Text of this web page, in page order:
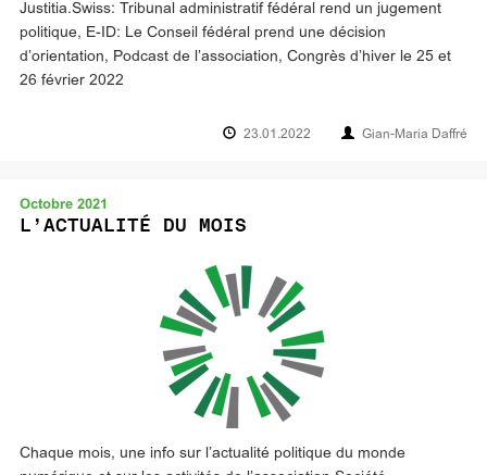
Justitia.Swiss: Tribunal administratif fédéral rend un jugement
politique, E-ID: Le Conseil fédéral prend une décision
d’orientation, Podcast de l’association, Congrès d’hiver le 25 et
26 février 2022
23.01.2022 Gian-Maria Daffré
Octobre 2021
L’ACTUALITÉ DU MOIS
Chaque mois, une info sur l’actualité politique du monde